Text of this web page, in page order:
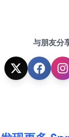
与朋友分